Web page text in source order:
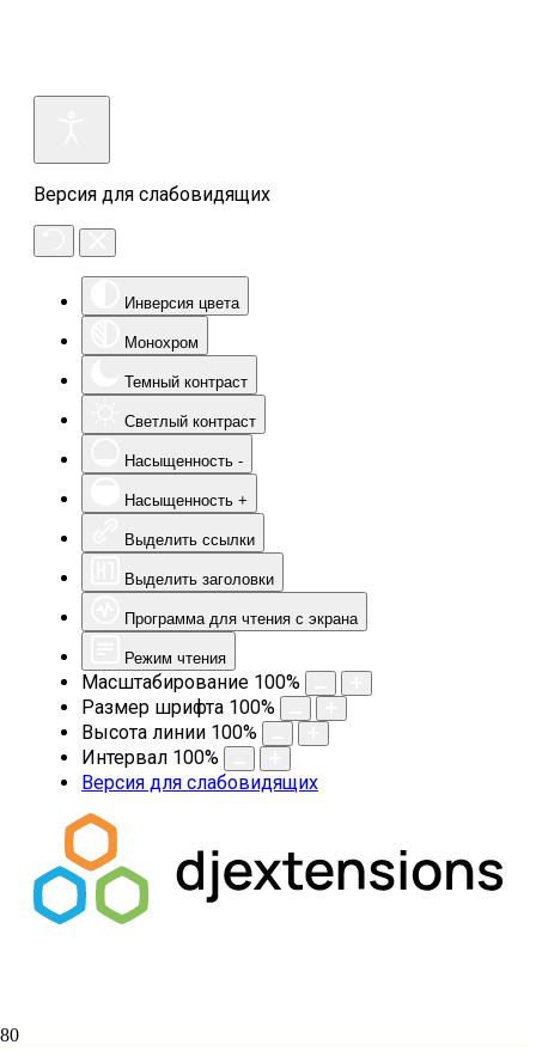
Версия для слабовидящих
Инверсия цвета
Монохром
Темный контраст
Светлый контраст
Насыщенность -
Насыщенность +
Выделить ссылки
Выделить заголовки
Программа для чтения с экрана
Режим чтения
Масштабирование 100%
Размер шрифта 100%
Высота линии 100%
Интервал 100%
Версия для слабовидящих